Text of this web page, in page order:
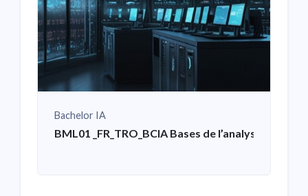
Bachelor IA
BML01 _FR_TRO_BCIA Bases de l’analyse de